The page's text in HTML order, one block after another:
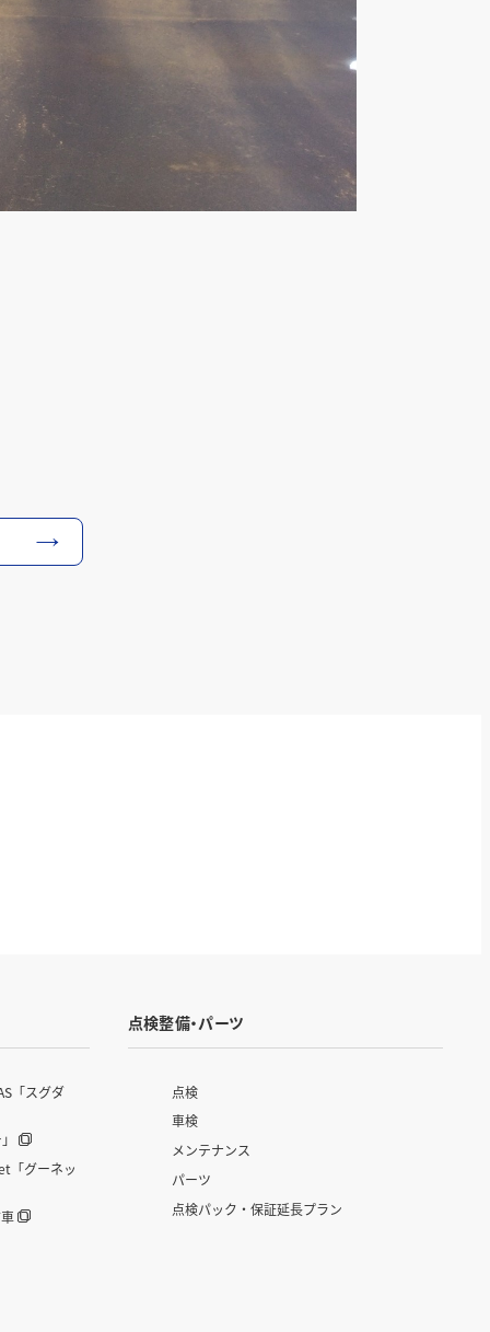
「スグダ
「グーネッ
点検整備・パーツ
点検
車検
メンテナンス
パーツ
点検パック・保証延長プラン